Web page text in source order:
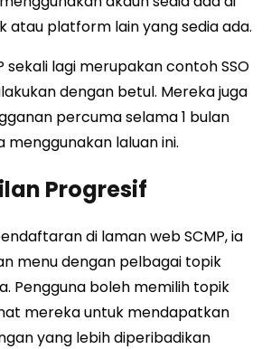
atau platform lain yang sedia ada.
sekali lagi merupakan contoh SSO
dengan betul. Mereka juga
percuma selama 1 bulan
laluan ini.
Progresif
di laman web SCMP, ia
menu dengan pelbagai topik
Pengguna boleh memilih topik
mereka untuk mendapatkan
yang lebih diperibadikan